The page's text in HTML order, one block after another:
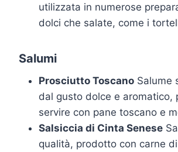
utilizzata in numerose
dolci che salate, come i
Salumi
Prosciutto Toscano Salume
dal gusto dolce e aromatico,
servire con pane toscano e
Salsiccia di Cinta Senese
qualità, prodotto con carne